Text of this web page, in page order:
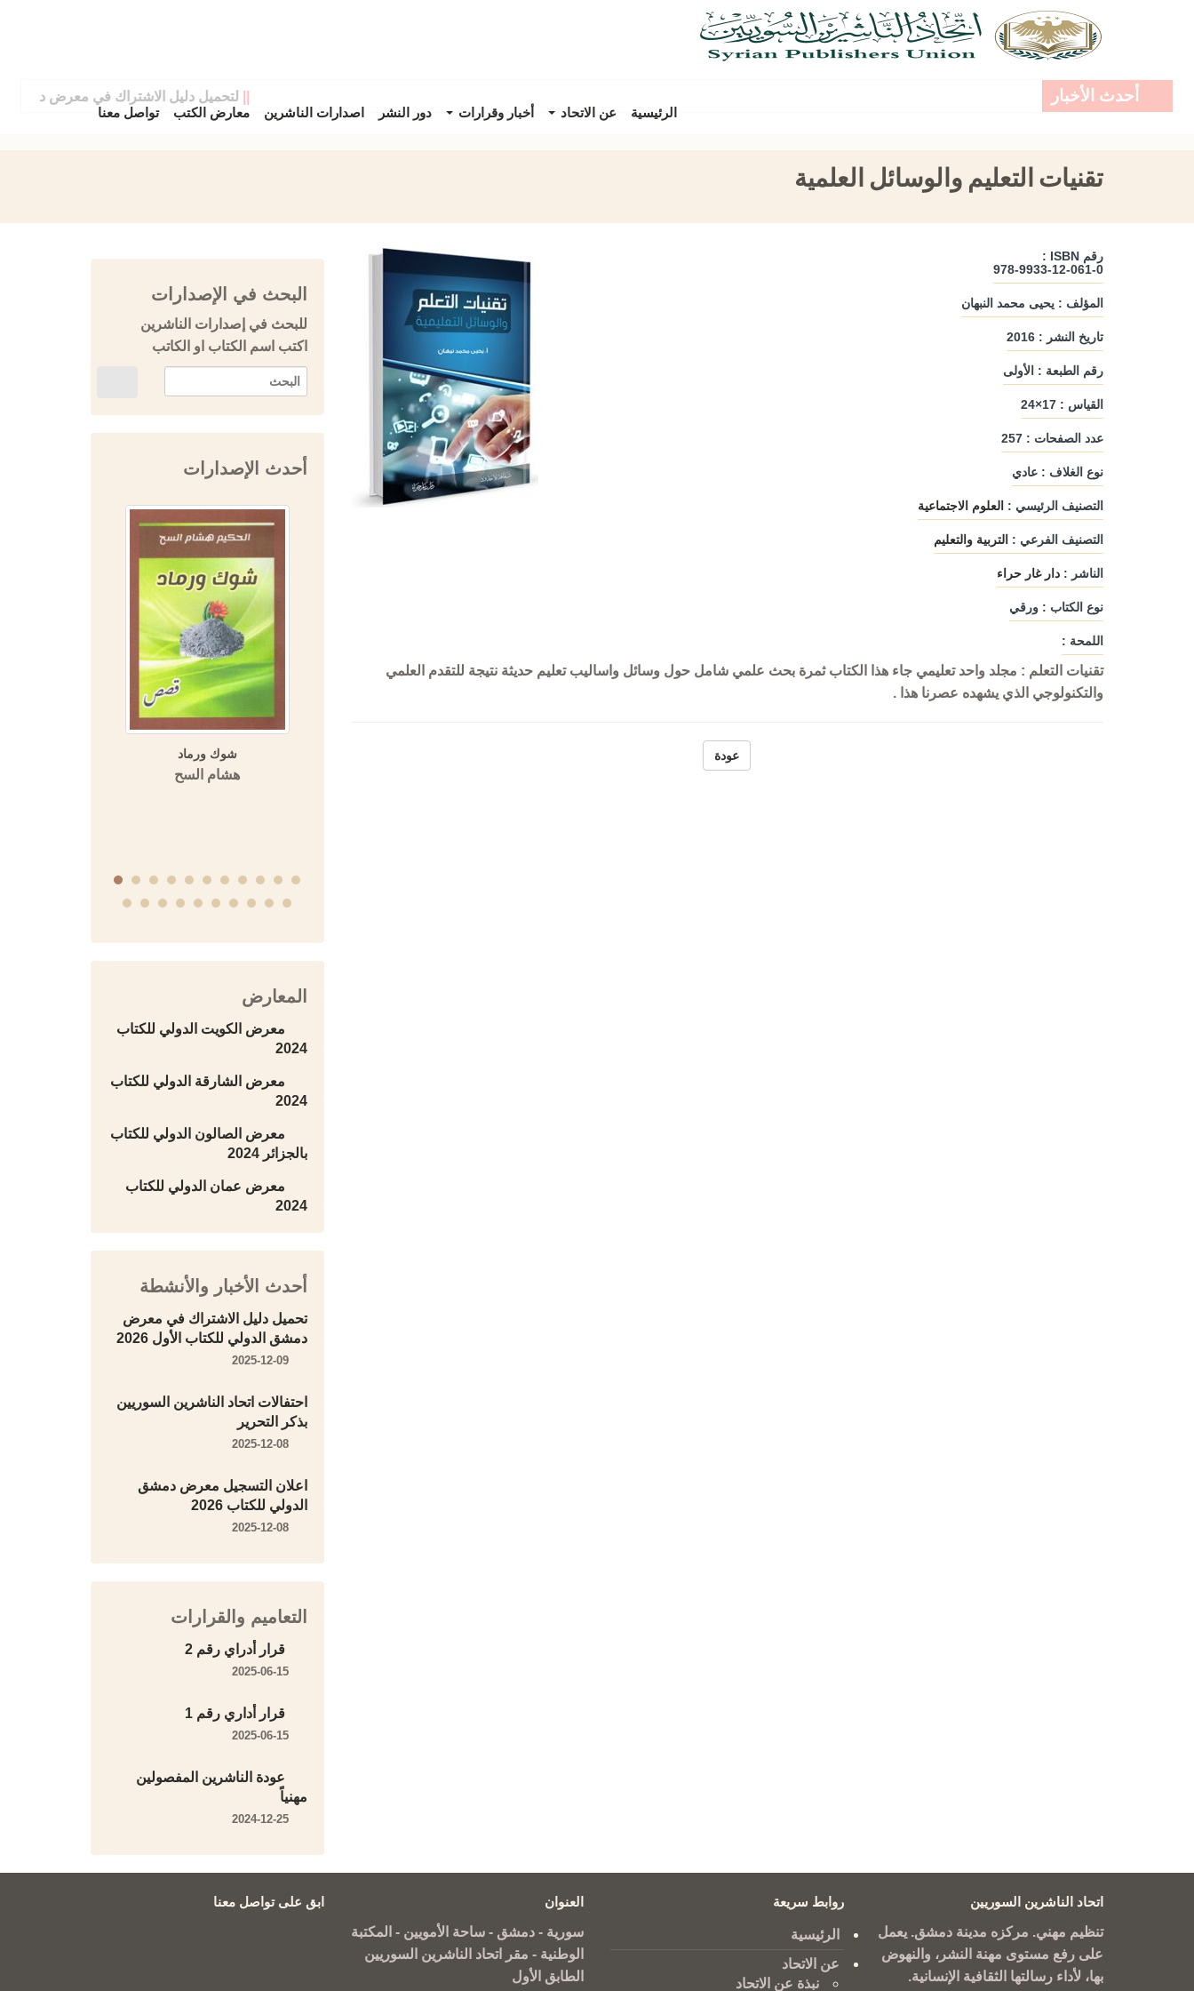
الرئيسية عن الاتحاد أخبار وقرارات دور النشر اصدارات الناشرين معارض الكتب تواصل معنا
أحدث الأخبار لتحميل دليل الاشتراك في معرض دمشق
تقنيات التعليم والوسائل العلمية
رقم ISBN :
978-9933-12-061-0
المؤلف : يحيى محمد النبهان
تاريخ النشر : 2016
رقم الطبعة : الأولى
القياس : 17×24
عدد الصفحات : 257
نوع الغلاف : عادي
التصنيف الرئيسي : العلوم الاجتماعية
التصنيف الفرعي : التربية والتعليم
الناشر : دار غار حراء
نوع الكتاب : ورقي
اللمحة :
تقنيات التعلم : مجلد واحد تعليمي جاء هذا الكتاب ثمرة بحث علمي شامل حول وسائل واساليب تعليم حديثة نتيجة للتقدم العلمي
والتكنولوجي الذي يشهده عصرنا هذا .
عودة
البحث في الإصدارات
للبحث في إصدارات الناشرين
اكتب اسم الكتاب او الكاتب
أحدث الإصدارات
شوك ورماد
هشام السح
المعارض
معرض الكويت الدولي للكتاب
2024
معرض الشارقة الدولي للكتاب
2024
معرض الصالون الدولي للكتاب
بالجزائر 2024
معرض عمان الدولي للكتاب
2024
أحدث الأخبار والأنشطة
تحميل دليل الاشتراك في معرض
دمشق الدولي للكتاب الأول 2026
احتفالات اتحاد الناشرين السوريين
بذكر التحرير
اعلان التسجيل معرض دمشق
الدولي للكتاب 2026
التعاميم والقرارات
قرار أدراي رقم 2
قرار أداري رقم 1
عودة الناشرين المفصولين
مهنياً
اتحاد الناشرين السوريين
تنظيم مهني. مركزه مدينة دمشق. يعمل
على رفع مستوى مهنة النشر، والنهوض
بها، لأداء رسالتها الثقافية الإنسانية.
روابط سريعة
الرئيسية
عن الاتحاد
نبذة عن الاتحاد
العنوان
سورية - دمشق - ساحة الأمويين - المكتبة
الوطنية - مقر اتحاد الناشرين السوريين
الطابق الأول
ابق على تواصل معنا